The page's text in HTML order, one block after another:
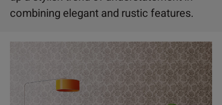
combining elegant and rustic features.